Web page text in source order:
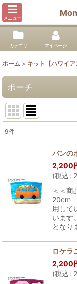
メニュー
カテゴリ マイページ
ホーム > キット【ハワイ
ポーチ
9件
バンの
2,200
(税込:
＜＜商
20cm
用して
います
となり
ロケラ
2,200
(税込: